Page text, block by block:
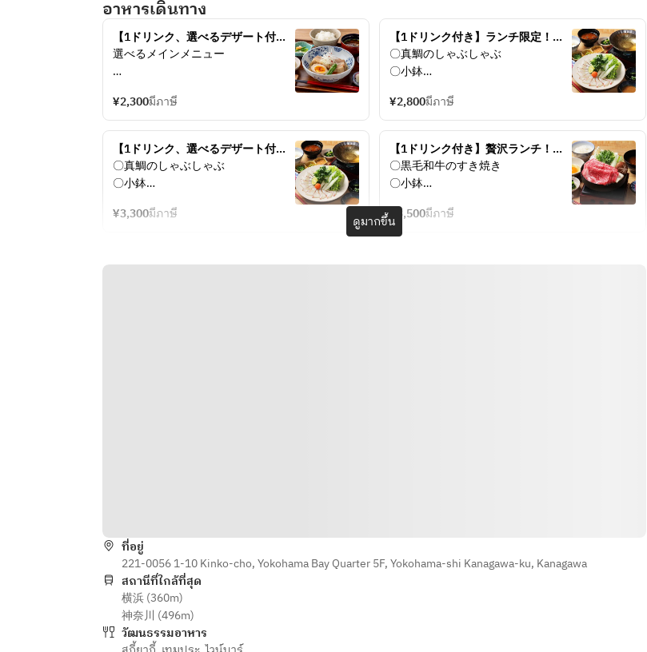
อาหารเดินทาง
【1ドリンク、選べるデザート付
き】10種の中から選べるメイン料理
選べるメインメニュー
・季節のかき揚げ定食
＜小鉢二種・御飯・味噌汁・香の
物＞
・天丼
・鯵フライ定食
・鶏から揚げと茄子のみぞれ和え定
・きつねそば〈温〉
・かき揚げ蕎麦〈温〉
〇食後のデザート
抹茶アイス最中orわらび餅
¥2,300มีภาษี
【1ドリンク付き】ランチ限定！お
一人ご予約OK！真鯛のしゃぶしゃ
ぶセット2800円
〇真鯛のしゃぶしゃぶ
〇小鉢
〇味噌汁
〇香の物
¥2,800มีภาษี
【1ドリンク、選べるデザート付
き】ランチ限定！お一人ご予約
OK！真鯛のしゃぶしゃぶセット
〇真鯛のしゃぶしゃぶ
〇小鉢
〇味噌汁
¥3,300มีภาษี
【1ドリンク付き】贅沢ランチ！お
一人様ご予約OK！黒毛和牛のすき
焼き御膳　3500円
〇黒毛和牛のすき焼き
〇小鉢
〇うどん
〇味噌汁
¥3,500มีภาษี
ดูมากขึ้น
ที่อยู่
221-0056 1-10 Kinko-cho, Yokohama Bay Quarter 5F, Yokohama-shi Kanagawa-ku, Kanagawa
สถานีที่ใกล้ที่สุด
横浜 (360m)
神奈川 (496m)
วัฒนธรรมอาหาร